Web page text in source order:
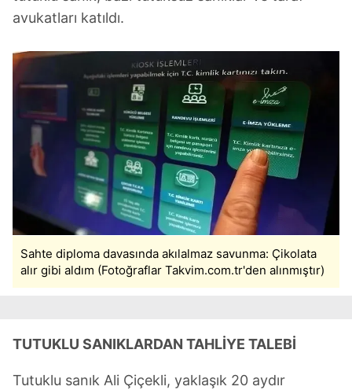
avukatları katıldı.
Sahte diploma davasında akılalmaz savunma: Çikolata
alır gibi aldım (Fotoğraflar Takvim.com.tr'den alınmıştır)
TUTUKLU SANIKLARDAN TAHLİYE TALEBİ
Tutuklu sanık Ali Çiçekli, yaklaşık 20 aydır